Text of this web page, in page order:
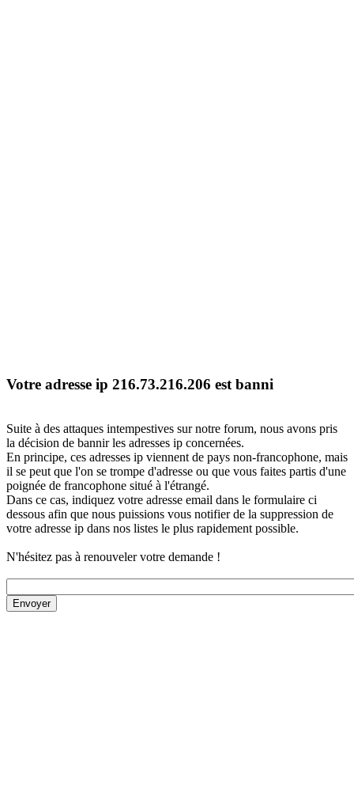
Votre adresse ip 216.73.216.206 est banni
Suite à des attaques intempestives sur notre forum, nous avons pris
la décision de bannir les adresses ip concernées.
En principe, ces adresses ip viennent de pays non-francophone, mais
il se peut que l'on se trompe d'adresse ou que vous faites partis d'une
poignée de francophone situé à l'étrangé.
Dans ce cas, indiquez votre adresse email dans le formulaire ci
dessous afin que nous puissions vous notifier de la suppression de
votre adresse ip dans nos listes le plus rapidement possible.
N'hésitez pas à renouveler votre demande !